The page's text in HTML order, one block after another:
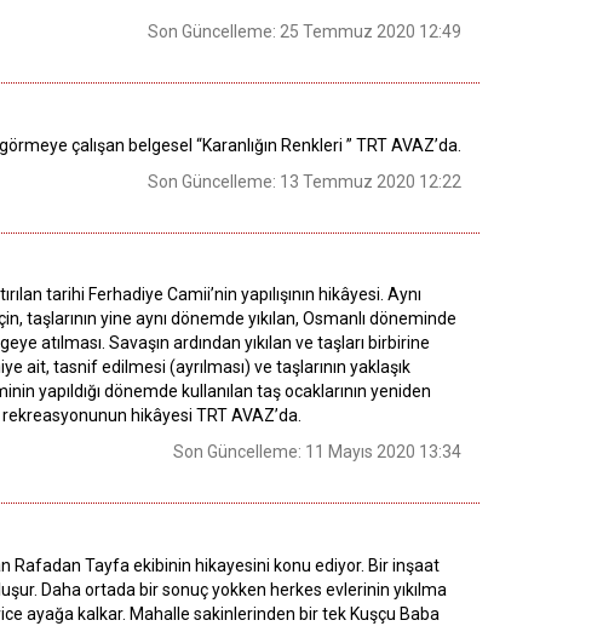
Son Güncelleme: 25 Temmuz 2020 12:49
çalışan belgesel “Karanlığın Renkleri ” TRT AVAZ’da.
Son Güncelleme: 13 Temmuz 2020 12:22
tarihi Ferhadiye Camii’nin yapılışının hikâyesi. Aynı
taşlarının yine aynı dönemde yıkılan, Osmanlı döneminde
atılması. Savaşın ardından yıkılan ve taşları birbirine
ait, tasnif edilmesi (ayrılması) ve taşlarının yaklaşık
yapıldığı dönemde kullanılan taş ocaklarının yeniden
hikâyesi TRT AVAZ’da.
Son Güncelleme: 11 Mayıs 2020 13:34
Rafadan Tayfa ekibinin hikayesini konu ediyor. Bir inşaat
Daha ortada bir sonuç yokken herkes evlerinin yıkılma
ayağa kalkar. Mahalle sakinlerinden bir tek Kuşçu Baba